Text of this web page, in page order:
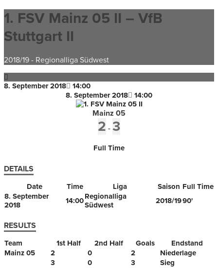
1. FSV Mainz 05 II – VfB
Stuttgart II
2018/19 - Regionalliga Südwest
8. September 2018
14:00
8. September 2018
14:00
Mainz 05
2 - 3
Full Time
DETAILS
Date Time Liga Saison Full Time
8. September
2018
14:00Regionalliga
Südwest
2018/1990'
RESULTS
Team 1st Half 2nd Half Goals
Endstand
Mainz 05
2 0 2
Niederlage
3
0 3 Sieg